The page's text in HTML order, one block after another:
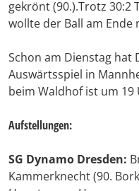
gekrönt (90.).Trotz 30:2
wollte der Ball am Ende
Schon am Dienstag hat
Auswärtsspiel in
beim Waldhof ist um 19
Aufstellungen:
SG Dynamo Dresden:
Kammerknecht (90.